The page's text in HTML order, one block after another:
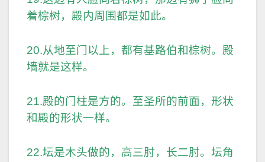
着棕树，殿内周围都是如此。
20.从地至门以上，都有基路伯和棕树。殿
墙就是这样。
21.殿的门柱是方的。至圣所的前面，形状
和殿的形状一样。
22.坛是木头做的，高三肘，长二肘。坛角